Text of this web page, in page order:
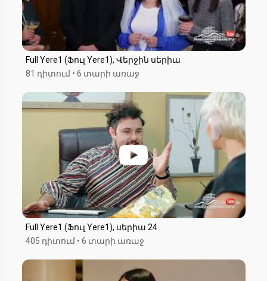
Full Yere1 (Ֆուլ Yere1), Վերջին սերիա
81 դիտում• 6 տարի առաջ
Full Yere1 (Ֆուլ Yere1), սերիա 24
405 դիտում• 6 տարի առաջ